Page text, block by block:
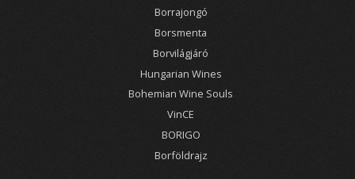
Borrajongó
Borsmenta
Borvilágjáró
Hungarian Wines
Bohemian Wine Souls
VinCE
BORIGO
Borföldrajz